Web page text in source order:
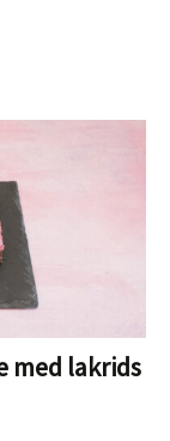
med lakrids